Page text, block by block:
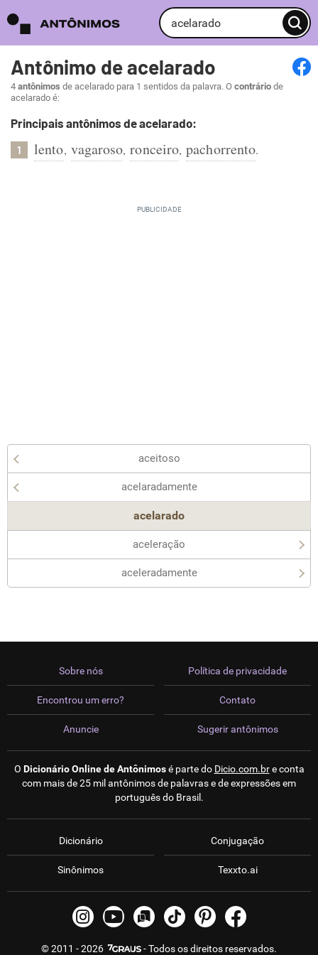
Antônimo de acelarado
4 antônimos de acelarado para 1 sentidos da palavra. O contrário de
acelarado é:
Principais antônimos de acelarado:
1 lento, vagaroso, ronceiro, pachorrento.
aceitoso
acelaradamente
acelarado
aceleração
aceleradamente
Sobre nós
Encontrou um erro?
Anuncie
Política de privacidade
Contato
Sugerir antônimos
O Dicionário Online de Antônimosé parte do Dicio.com.bre conta
com mais de 25 mil antônimos de palavras e de expressões em
português do Brasil.
Dicionário
Sinônimos
Conjugação
Texxto.ai
© 2011 - 2026 - Todos os direitos reservados.